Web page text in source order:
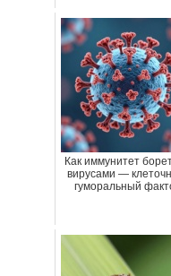
Как иммунитет
вирусами —
гуморальный